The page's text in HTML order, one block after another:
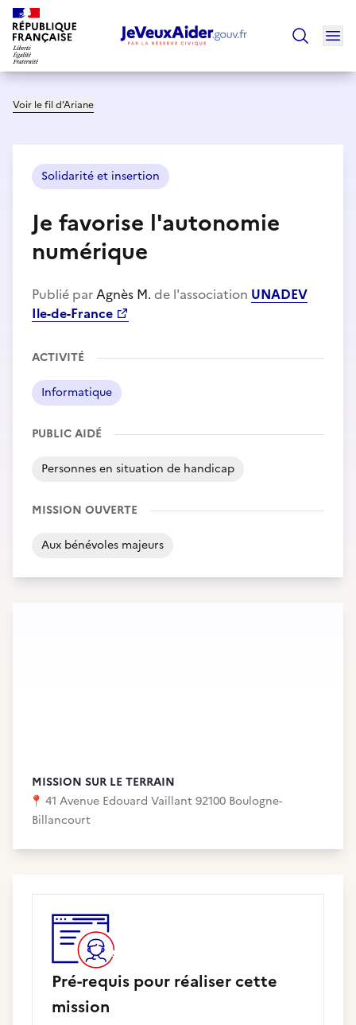
Voir le fil d’Ariane
Solidarité et insertion
Je favorise l'autonomie
numérique
Publié parAgnès M. de l'association UNADEV
Ile-de-France
ACTIVITÉ
Informatique
PUBLIC AIDÉ
Personnes en situation de handicap
MISSION OUVERTE
Aux bénévoles majeurs
MISSION SUR LE TERRAIN
📍 41 Avenue Edouard Vaillant 92100 Boulogne-
Billancourt
Pré-requis pour réaliser cette
mission